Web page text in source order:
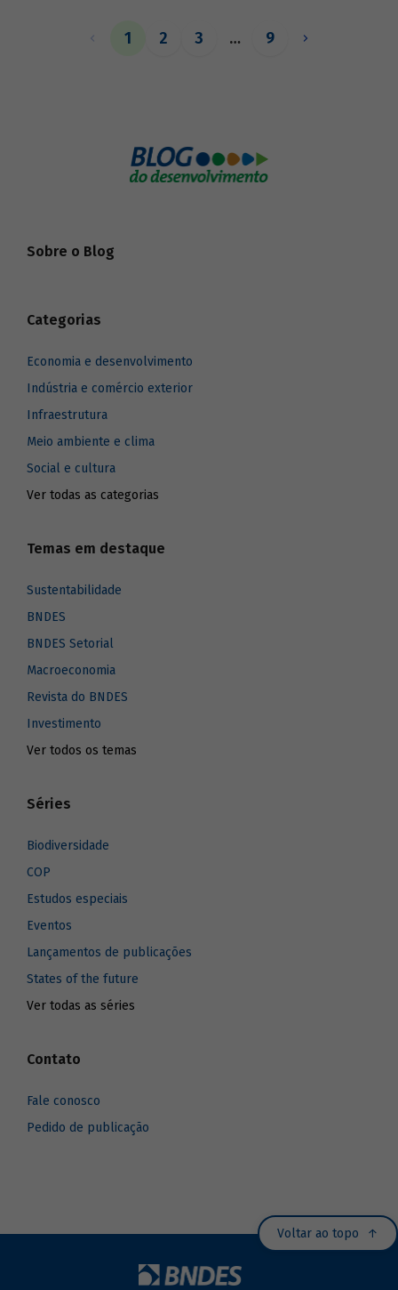
1 2 3 … 9
Sobre o Blog
Categorias
Economia e desenvolvimento
Indústria e comércio exterior
Infraestrutura
Meio ambiente e clima
Social e cultura
Ver todas as categorias
Temas em destaque
Sustentabilidade
BNDES
BNDES Setorial
Macroeconomia
Revista do BNDES
Investimento
Ver todos os temas
Séries
Biodiversidade
COP
Estudos especiais
Eventos
Lançamentos de publicações
States of the future
Ver todas as séries
Contato
Fale conosco
Pedido de publicação
Voltar ao topo